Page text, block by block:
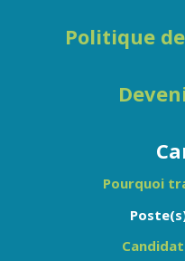
Politique
Pourquoi